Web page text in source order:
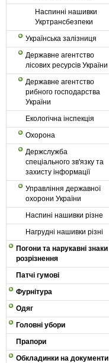
Наспинні нашивки
Укртрансбезпеки
Українська залізниця
Державне агентство
лісових ресурсів України
Державне агентство
рибного господарства
України
Екологічна інспекція
Охорона
Держслужба
спеціального зв'язку та
захисту інформації
Управління державної
охорони України
Наспині нашивки різне
Нагрудні нашивки різні
Погони та нарукавні знаки
розрізнення
Патчі гумові
Фурнітура
Одяг
Головні убори
Прапори
Обкладинки на документи